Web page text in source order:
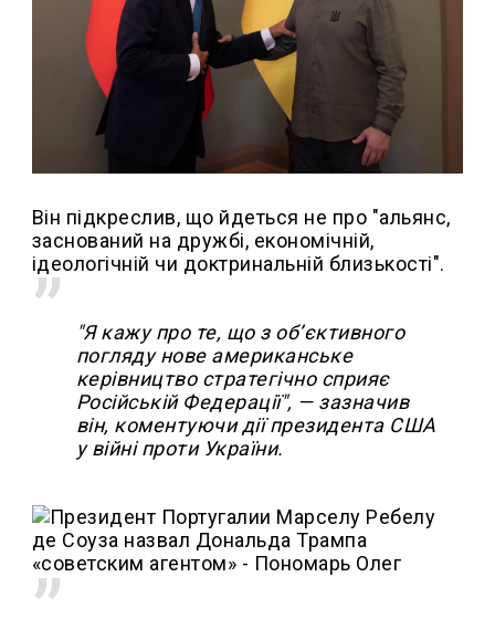
Він підкреслив, що йдеться не про "альянс,
заснований на дружбі, економічній,
ідеологічній чи доктринальній близькості".
"Я кажу про те, що з об’єктивного
погляду нове американське
керівництво стратегічно сприяє
Російській Федерації", — зазначив
він, коментуючи дії президента США
у війні проти України.